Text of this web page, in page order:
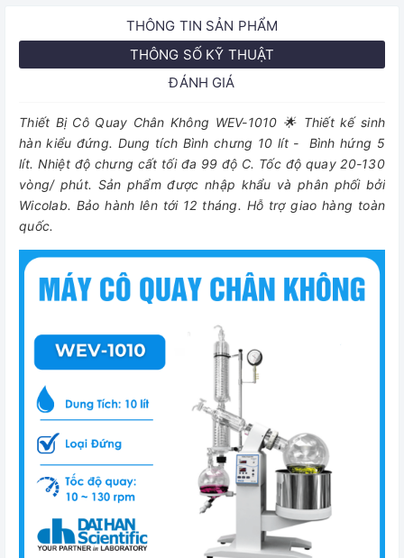
THÔNG TIN SẢN PHẨM
THÔNG SỐ KỸ THUẬT
ĐÁNH GIÁ
Thiết Bị Cô Quay Chân Không WEV-1010 🌟 Thiết kế sinh
hàn kiểu đứng. Dung tích Bình chưng 10 lít - Bình hứng 5
lít. Nhiệt độ chưng cất tối đa 99 độ C. Tốc độ quay 20-130
vòng/ phút. Sản phẩm được nhập khẩu và phân phối bởi
Wicolab. Bảo hành lên tới 12 tháng. Hỗ trợ giao hàng toàn
quốc.